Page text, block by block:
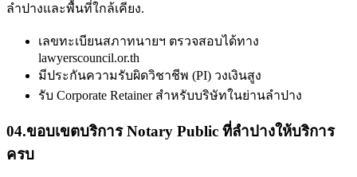
ลำปางและพื้นที่ใกล้เคียง.
เลขทะเบียนสภาทนายฯ ตรวจสอบได้ทาง
lawyerscouncil.or.th
มีประกันความรับผิดวิชาชีพ (PI) วงเงินสูง
รับ Corporate Retainer สำหรับบริษัทในย่านลำปาง
04.ขอบเขตบริการ Notary Public ที่ลำปางให้บริการ
ครบ